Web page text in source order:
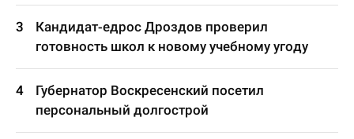
Кандидат-едрос Дроздов проверил
готовность школ к новому учебному угоду
Губернатор Воскресенский посетил
персональный долгострой